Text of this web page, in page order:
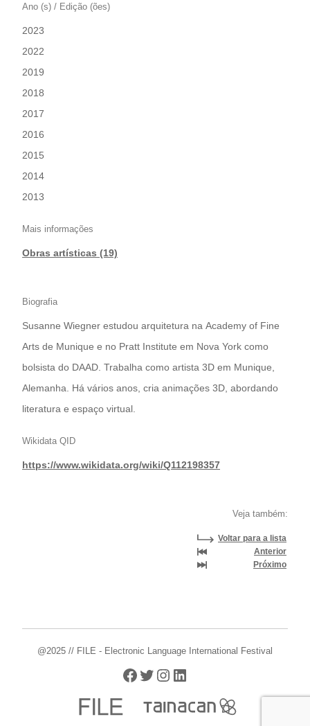
Ano (s) / Edição (ões)
2023
|2022
|2019
|2018
|2017
|2016
|2015
|2014
|2013
Mais informações
Obras artísticas (19)
Biografia
Susanne Wiegner estudou arquitetura na Academy of Fine
Arts de Munique e no Pratt Institute em Nova York como
bolsista do DAAD. Trabalha como artista 3D em Munique,
Alemanha. Há vários anos, cria animações 3D, abordando
literatura e espaço virtual.
Wikidata QID
https://www.wikidata.org/wiki/Q112198357
Veja também:
Voltar para a lista
Anterior
Próximo
@2025 // FILE - Electronic Language International Festival
Facebook
Twitter
Instagram
LinkedIn